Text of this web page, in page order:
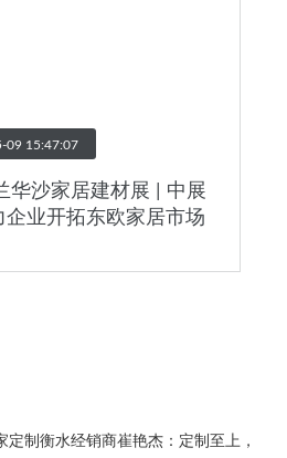
09 15:47:07
华沙家居建材展 | 中展
企业开拓东欧家居市场
制衡水经销商崔艳杰：定制至上，